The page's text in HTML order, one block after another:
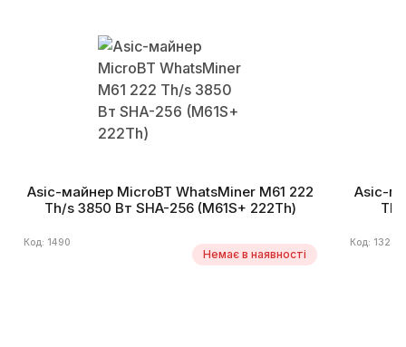
Asic-майнер MicroBT WhatsMiner M61 222
Th/s 3850 Вт SHA-256 (M61S+ 222Th)
Код: 1490
Немає в наявності
Asic-
Th/
Код: 1323